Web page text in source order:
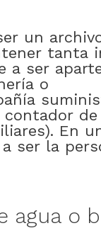
un
tanta
a ser
o
contador de
. En
a ser la
agua o